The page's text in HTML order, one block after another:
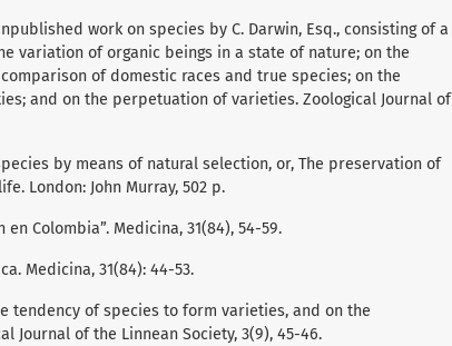
work on species by C. Darwin, Esq., consisting of a
variation of organic beings in a state of nature; on the
of domestic races and true species; on the
and on the perpetuation of varieties. Zoological Journal of
by means of natural selection, or, The preservation of
London: John Murray, 502 p.
en Colombia”. Medicina, 31(84), 54-59.
Medicina, 31(84): 44-53.
tendency of species to form varieties, and on the
Journal of the Linnean Society, 3(9), 45-46.